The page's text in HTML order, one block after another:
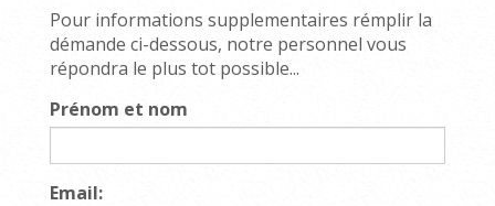
Pour informations supplementaires rémplir la
démande ci-dessous, notre personnel vous
répondra le plus tot possible...
Prénom et nom
Email: